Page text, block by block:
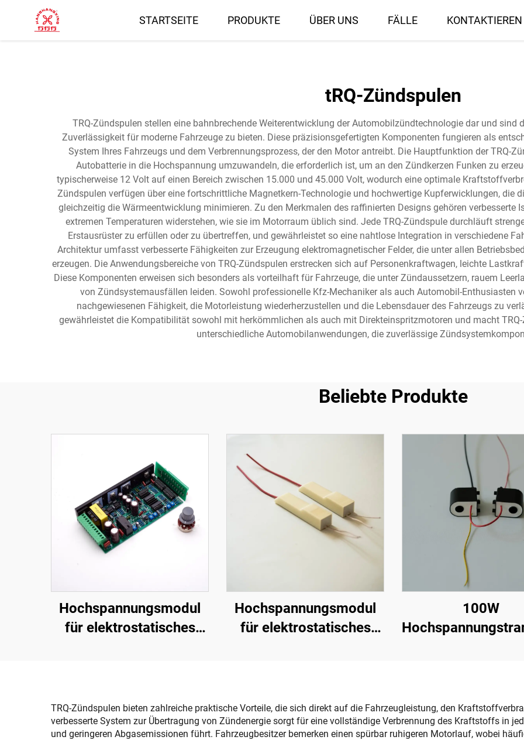
STARTSEITE PRODUKTE ÜBER UNS FÄLLE
tRQ-Zündspulen
TRQ-Zündspulen stellen eine bahnbrechende Weiterentwicklung der Automobilzündtechnologie dar und sind
Zuverlässigkeit für moderne Fahrzeuge zu bieten. Diese präzisionsgefertigten Komponenten fungieren als
System Ihres Fahrzeugs und dem Verbrennungsprozess, der den Motor antreibt. Die Hauptfunktion der TRQ-
Autobatterie in die Hochspannung umzuwandeln, die erforderlich ist, um an den Zündkerzen Funken zu
typischerweise 12 Volt auf einen Bereich zwischen 15.000 und 45.000 Volt, wodurch eine optimale
Zündspulen verfügen über eine fortschrittliche Magnetkern-Technologie und hochwertige Kupferwicklungen, die
gleichzeitig die Wärmeentwicklung minimieren. Zu den Merkmalen des raffinierten Designs gehören verbesserte
extremen Temperaturen widerstehen, wie sie im Motorraum üblich sind. Jede TRQ-Zündspule durchläuft
Erstausrüster zu erfüllen oder zu übertreffen, und gewährleistet so eine nahtlose Integration in verschiedene
Architektur umfasst verbesserte Fähigkeiten zur Erzeugung elektromagnetischer Felder, die unter allen
erzeugen. Die Anwendungsbereiche von TRQ-Zündspulen erstrecken sich auf Personenkraftwagen, leichte
Diese Komponenten erweisen sich besonders als vorteilhaft für Fahrzeuge, die unter Zündaussetzern, rauem
von Zündsystemausfällen leiden. Sowohl professionelle Kfz-Mechaniker als auch Automobil-Enthusiasten
nachgewiesenen Fähigkeit, die Motorleistung wiederherzustellen und die Lebensdauer des Fahrzeugs zu
gewährleistet die Kompatibilität sowohl mit herkömmlichen als auch mit Direkteinspritzmotoren und macht
unterschiedliche Automobilanwendungen, die zuverlässige
Beliebte Produkte
Hochspannungsmodul
für elektrostatisches
Hochspannungsmodul
für elektrostatisches
100W
TRQ-Zündspulen bieten zahlreiche praktische Vorteile, die sich direkt auf die Fahrzeugleistung, den
verbesserte System zur Übertragung von Zündenergie sorgt für eine vollständige Verbrennung des Kraftstoffs in
und geringeren Abgasemissionen führt. Fahrzeugbesitzer bemerken einen spürbar ruhigeren Motorlauf, wobei